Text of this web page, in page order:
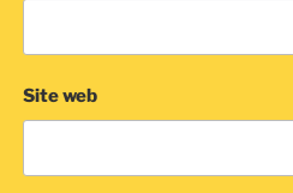
Site web